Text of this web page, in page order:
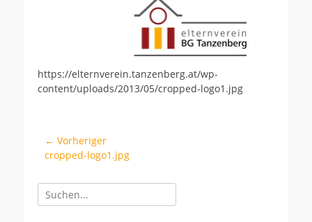
https://elternverein.tanzenberg.at/wp-
content/uploads/2013/05/cropped-logo1.jpg
Beitragsnavigation
← Vorheriger
Vorheriger
cropped-logo1.jpg
Suche
nach: